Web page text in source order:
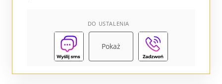
DO USTALENIA
Pokaż